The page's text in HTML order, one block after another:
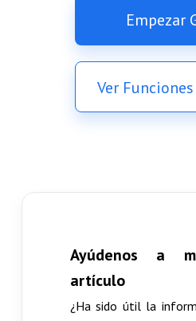
Empezar
Ver
Ayúdenos a
artículo
¿Ha sido útil la